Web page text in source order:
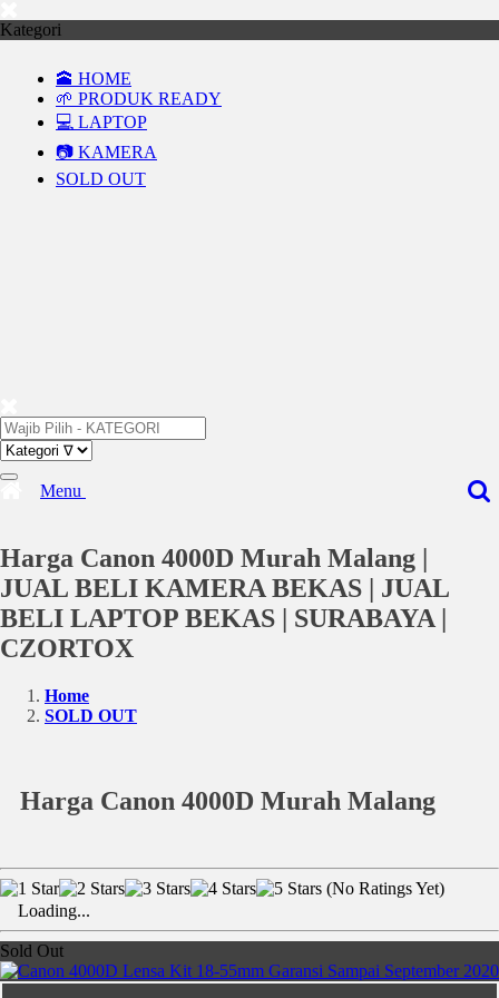
Kategori
🕋 HOME
🌱 PRODUK READY
💻 LAPTOP
📷 KAMERA
SOLD OUT
Menu
Harga Canon 4000D Murah Malang |
JUAL BELI KAMERA BEKAS | JUAL
BELI LAPTOP BEKAS | SURABAYA |
CZORTOX
Home
SOLD OUT
Harga Canon 4000D Murah Malang
(No Ratings Yet)
Loading...
Sold Out